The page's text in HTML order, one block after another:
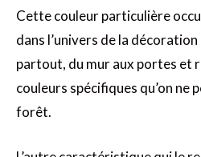
Cette couleur particulière
dans l’univers de la
partout, du mur aux portes et
couleurs spécifiques qu’on ne
forêt.